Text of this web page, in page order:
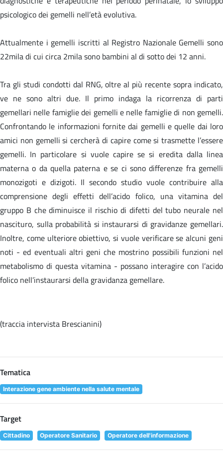
psicologico dei gemelli nell’età evolutiva.
Attualmente i gemelli iscritti al Registro Nazionale Gemelli sono
22mila di cui circa 2mila sono bambini al di sotto dei 12 anni.
Tra gli studi condotti dal RNG, oltre al più recente sopra indicato,
ve ne sono altri due. Il primo indaga la ricorrenza di parti
gemellari nelle famiglie dei gemelli e nelle famiglie di non gemelli.
Confrontando le informazioni fornite dai gemelli e quelle dai loro
amici non gemelli si cercherà di capire come si trasmette l’essere
gemelli. In particolare si vuole capire se si eredita dalla linea
materna o da quella paterna e se ci sono differenze fra gemelli
monozigoti e dizigoti. Il secondo studio vuole contribuire alla
comprensione degli effetti dell’acido folico, una vitamina del
gruppo B che diminuisce il rischio di difetti del tubo neurale nel
nascituro, sulla probabilità si instaurarsi di gravidanze gemellari.
Inoltre, come ulteriore obiettivo, si vuole verificare se alcuni geni
noti - ed eventuali altri geni che mostrino possibili funzioni nel
metabolismo di questa vitamina - possano interagire con l’acido
folico nell’instaurarsi della gravidanza gemellare.
(traccia intervista Brescianini)
Tematica
Interazione gene ambiente nella salute mentale
Target
Cittadino Operatore Sanitario Operatore dell'informazione